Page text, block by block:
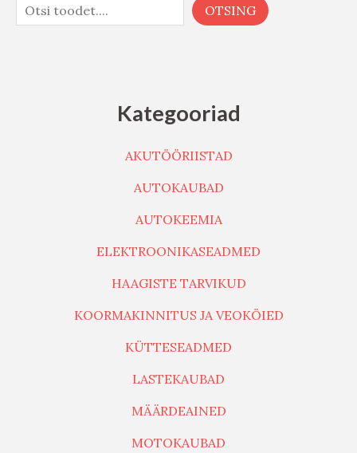
OTSING
Kategooriad
AKUTÖÖRIISTAD
AUTOKAUBAD
AUTOKEEMIA
ELEKTROONIKASEADMED
HAAGISTE TARVIKUD
KOORMAKINNITUS JA VEOKÖIED
KÜTTESEADMED
LASTEKAUBAD
MÄÄRDEAINED
MOTOKAUBAD